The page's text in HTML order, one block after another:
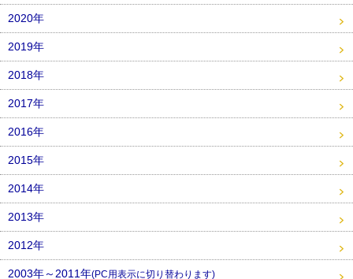
2020年
2019年
2018年
2017年
2016年
2015年
2014年
2013年
2012年
2003年～2011年(PC用表示に切り替わります)